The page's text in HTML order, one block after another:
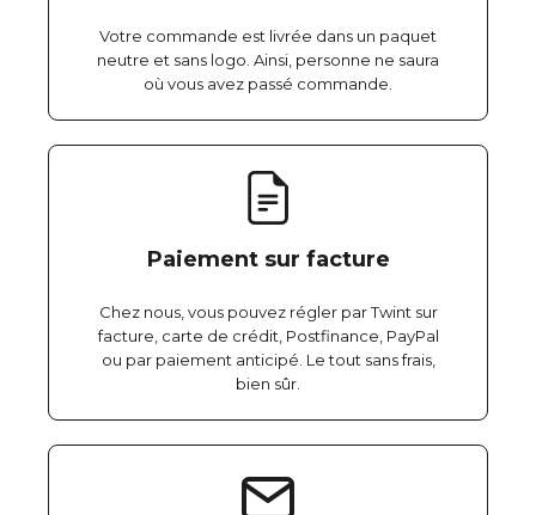
Votre commande est livrée dans un paquet
neutre et sans logo. Ainsi, personne ne saura
où vous avez passé commande.
Paiement sur facture
Chez nous, vous pouvez régler par Twint sur
facture, carte de crédit, Postfinance, PayPal
ou par paiement anticipé. Le tout sans frais,
bien sûr.